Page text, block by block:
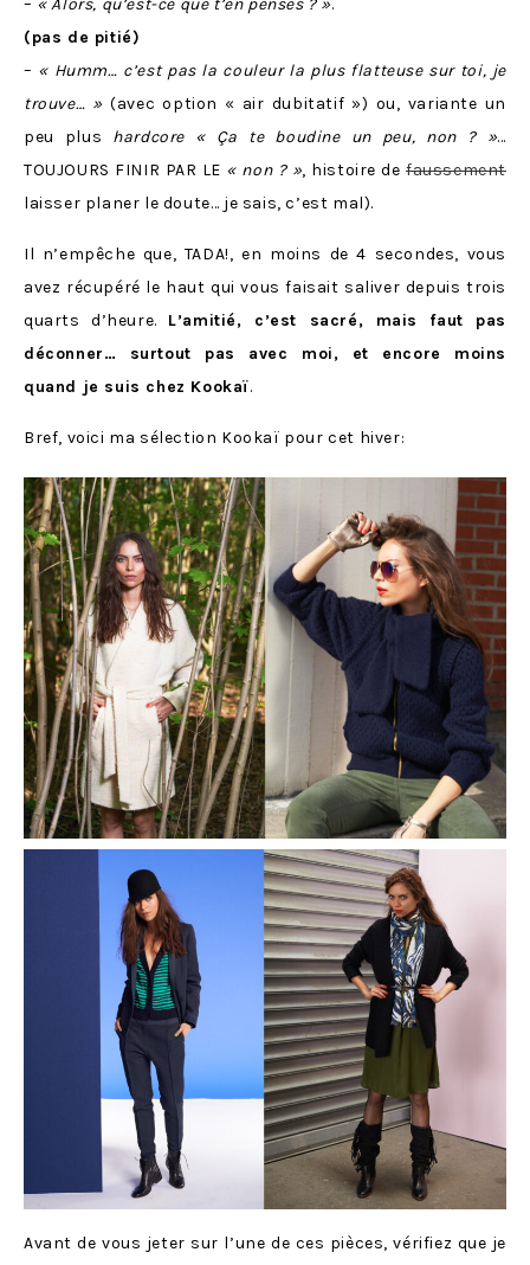
(pas de pitié)
– «Humm… c’est pas la couleur la plus flatteuse sur toi, je
trouve… » (avec option « air dubitatif ») ou, variante un
peu plus hardcore « Ça te boudine un peu, non ? »…
TOUJOURS FINIR PAR LE « non ?», histoire de faussement
laisser planer le doute… je sais, c’est mal).
Il n’empêche que, TADA!, en moins de 4 secondes, vous
avez récupéré le haut qui vous faisait saliver depuis trois
quarts d’heure. L’amitié, c’est sacré, mais faut pas
déconner… surtout pas avec moi, et encore moins
quand je suis chez Kookaï.
Bref, voici ma sélection Kookaï pour cet hiver:
Avant de vous jeter sur l’une de ces pièces, vérifiez que je